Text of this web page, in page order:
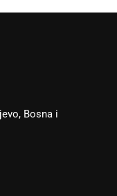
Bosna i